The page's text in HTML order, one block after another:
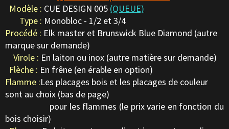
Modèle : CUE DESIGN 005 (QUEUE)
Type : Monobloc - 1/2 et 3/4
Procédé : Elk master et Brunswick Blue Diamond (autre
marque sur demande)
Virole : En laiton ou inox (autre matière sur demande)
Flèche : En frêne (en érable en option)
Flamme :Les placages bois et les placages de couleur
sont au choix (bas de page)
pour les flammes (le prix varie en fonction du
bois choisir)